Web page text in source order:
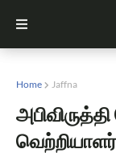
Home Jaffna